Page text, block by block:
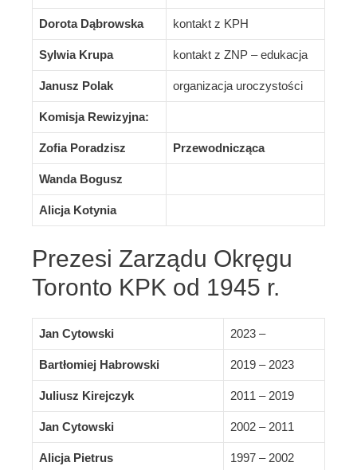
Dorota Dąbrowska kontakt z KPH
Sylwia Krupa kontakt z ZNP – edukacja
Janusz Polak organizacja uroczystości
Komisja Rewizyjna:
Zofia Poradzisz Przewodnicząca
Wanda Bogusz
Alicja Kotynia
Prezesi Zarządu Okręgu
Toronto KPK od 1945 r.
Jan Cytowski 2023 –
Bartłomiej Habrowski 2019 – 2023
Juliusz Kirejczyk 2011 – 2019
Jan Cytowski 2002 – 2011
Alicja Pietrus 1997 – 2002